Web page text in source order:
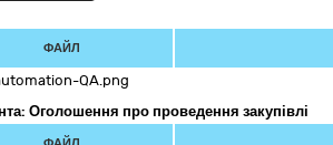
ФАЙЛ
QA.png
Оголошення про проведення закупівлі